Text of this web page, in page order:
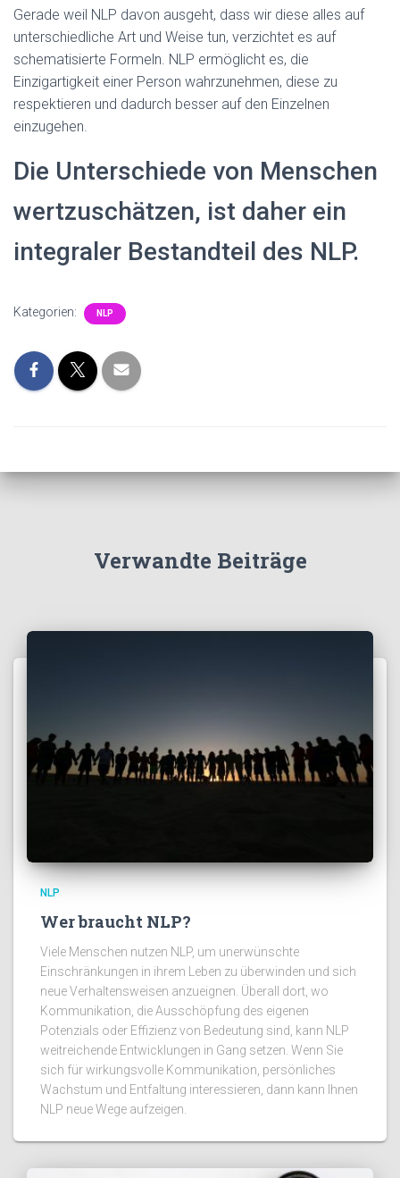
Gerade weil NLP davon ausgeht, dass wir diese alles auf
unterschiedliche Art und Weise tun, verzichtet es auf
schematisierte Formeln. NLP ermöglicht es, die
Einzigartigkeit einer Person wahrzunehmen, diese zu
respektieren und dadurch besser auf den Einzelnen
einzugehen.
Die Unterschiede von Menschen
wertzuschätzen, ist daher ein
integraler Bestandteil des NLP.
Kategorien: NLP
Verwandte Beiträge
NLP
Wer braucht NLP?
Viele Menschen nutzen NLP, um unerwünschte
Einschränkungen in ihrem Leben zu überwinden und sich
neue Verhaltensweisen anzueignen. Überall dort, wo
Kommunikation, die Ausschöpfung des eigenen
Potenzials oder Effizienz von Bedeutung sind, kann NLP
weitreichende Entwicklungen in Gang setzen. Wenn Sie
sich für wirkungsvolle Kommunikation, persönliches
Wachstum und Entfaltung interessieren, dann kann Ihnen
NLP neue Wege aufzeigen.